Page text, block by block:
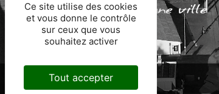
Ce site utilise des cookies
et vous donne le contrôle
sur ceux que vous
souhaitez activer
Tout accepter